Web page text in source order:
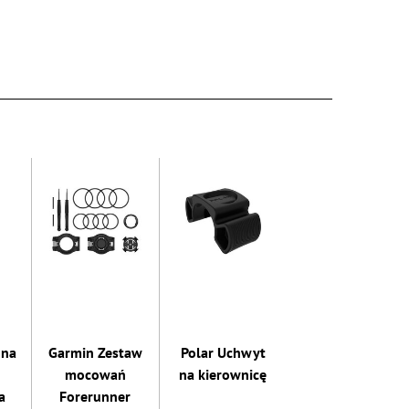
Garmin Zestaw
mocowań
Forerunner
Polar Uchwyt
na kierownicę